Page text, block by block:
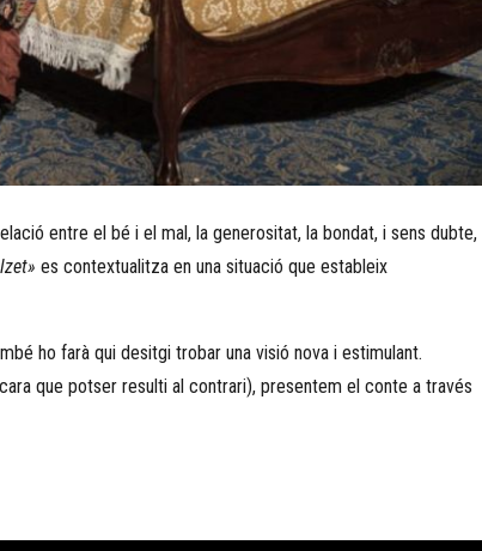
entre el bé i el mal, la generositat, la bondat, i sens dubte,
es contextualitza en una situació que estableix
ho farà qui desitgi trobar una visió nova i estimulant.
que potser resulti al contrari), presentem el conte a través